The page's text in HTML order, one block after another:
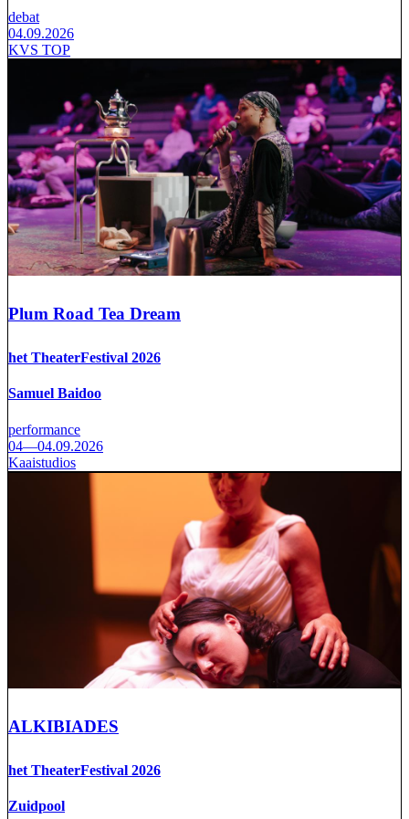
debat
04.09.2026
KVS TOP
Plum Road Tea Dream
het TheaterFestival 2026
Samuel Baidoo
performance
04—04.09.2026
Kaaistudios
ALKIBIADES
het TheaterFestival 2026
Zuidpool